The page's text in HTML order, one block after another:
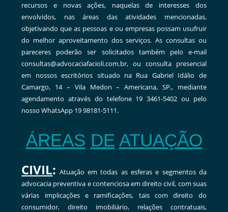
recursos e novas ações, naquelas de interesses dos
envolvidos, nas áreas das atividades mencionadas,
objetivando que as pessoas e ou empresas possam usufruir
do melhor aproveitamento dos serviços. As consultas ou
pareceres poderão ser solicitados também pelo e-mail
consultas@advocaciafacioli.com.br, ou consulta presencial
em nossos escritórios situado na Rua Gabriel Idálio de
Camargo, 14 – Vila Medon – Americana, SP., mediante
agendamento através do telefone 19 3461-5402 ou pelo
nosso WhatsApp 19 98181-5111.
ÁREAS DE ATUAÇÃO
CIVIL: Atuação em todas as esferas e segmentos da
advocacia preventiva e contenciosa em direito civil, com suas
várias implicações e ramificações, tais com direito do
consumidor, direito imobiliário, relações contratuais,